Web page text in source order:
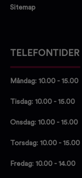
Sitemap
TELEFONTIDER
Måndag: 10.00 - 15.00
Tisdag: 10.00 - 15.00
Onsdag: 10.00 - 15.00
Torsdag: 10.00 - 15.00
Fredag: 10.00 - 14.00